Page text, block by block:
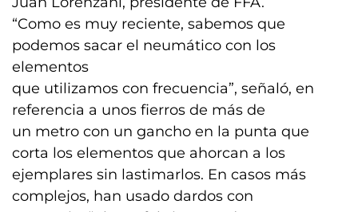
“Como es muy reciente, sabemos que
podemos sacar el neumático con los
elementos
que utilizamos con frecuencia”, señaló, en
referencia a unos fierros de más de
un metro con un gancho en la punta que
corta los elementos que ahorcan a los
ejemplares sin lastimarlos. En casos más
complejos, han usado dardos con